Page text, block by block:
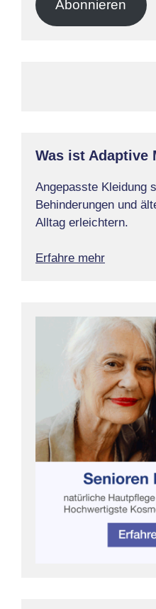
Abonnieren
Was ist Adaptive
Angepasste Kleidung
Behinderungen und
Alltag erleichtern.
Erfahre mehr